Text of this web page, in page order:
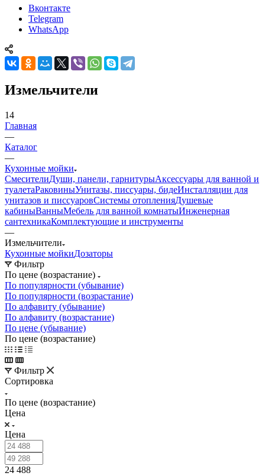
Вконтакте
Telegram
WhatsApp
Измельчители
14
Главная
—
Каталог
—
Кухонные мойки
СмесителиДуши, панели, гарнитурыАксессуары для ванной и
туалетаРаковиныУнитазы, писсуары, бидеИнсталляции для
унитазов и писсуаровСистемы отопленияДушевые
кабиныВанныМебель для ванной комнатыИнженерная
сантехникаКомплектующие и инструменты
—
Измельчители
Кухонные мойкиДозаторы
Фильтр
По цене (возрастание)
По популярности (убывание)
По популярности (возрастание)
По алфавиту (убывание)
По алфавиту (возрастание)
По цене (убывание)
По цене (возрастание)
Фильтр
Сортировка
По цене (возрастание)
Цена
Цена
24 488